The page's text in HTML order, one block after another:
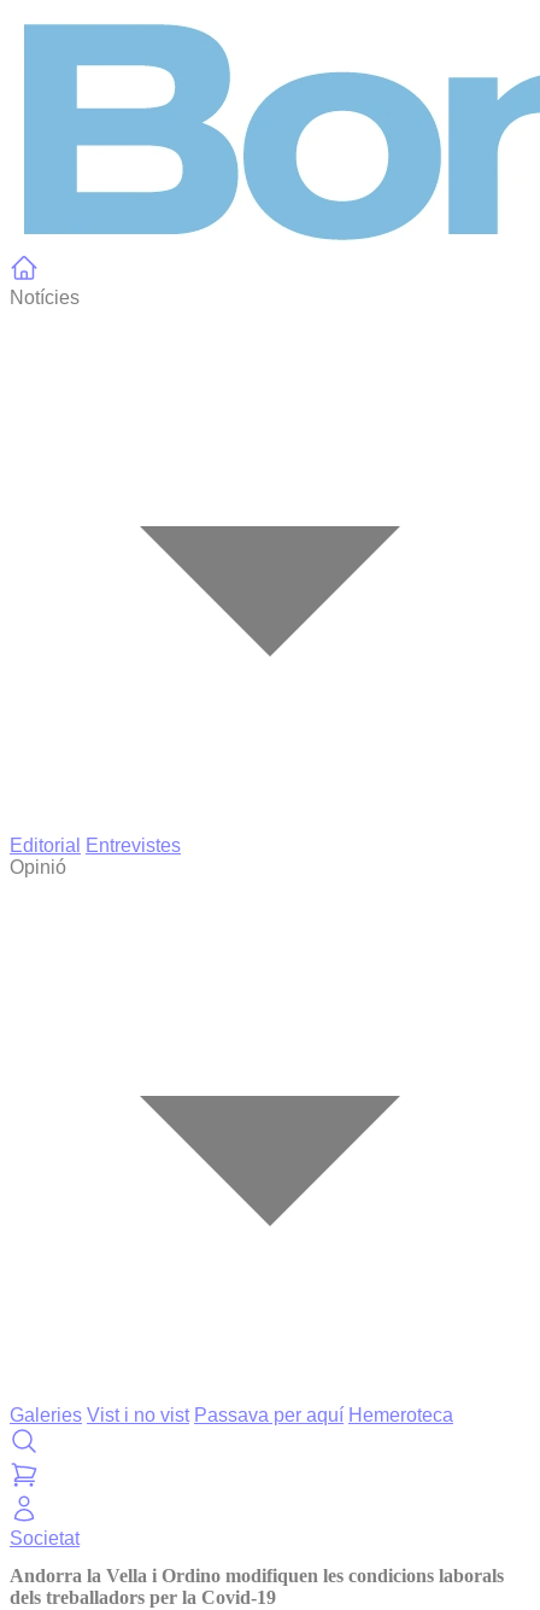
Notícies
Editorial
Entrevistes
Opinió
Galeries Vist i no vist Passava per aquí Hemeroteca
Societat
Andorra la Vella i Ordino modifiquen les condicions laborals
dels treballadors per la Covid-19